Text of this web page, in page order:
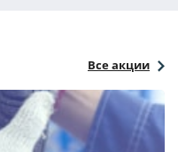
Все акции